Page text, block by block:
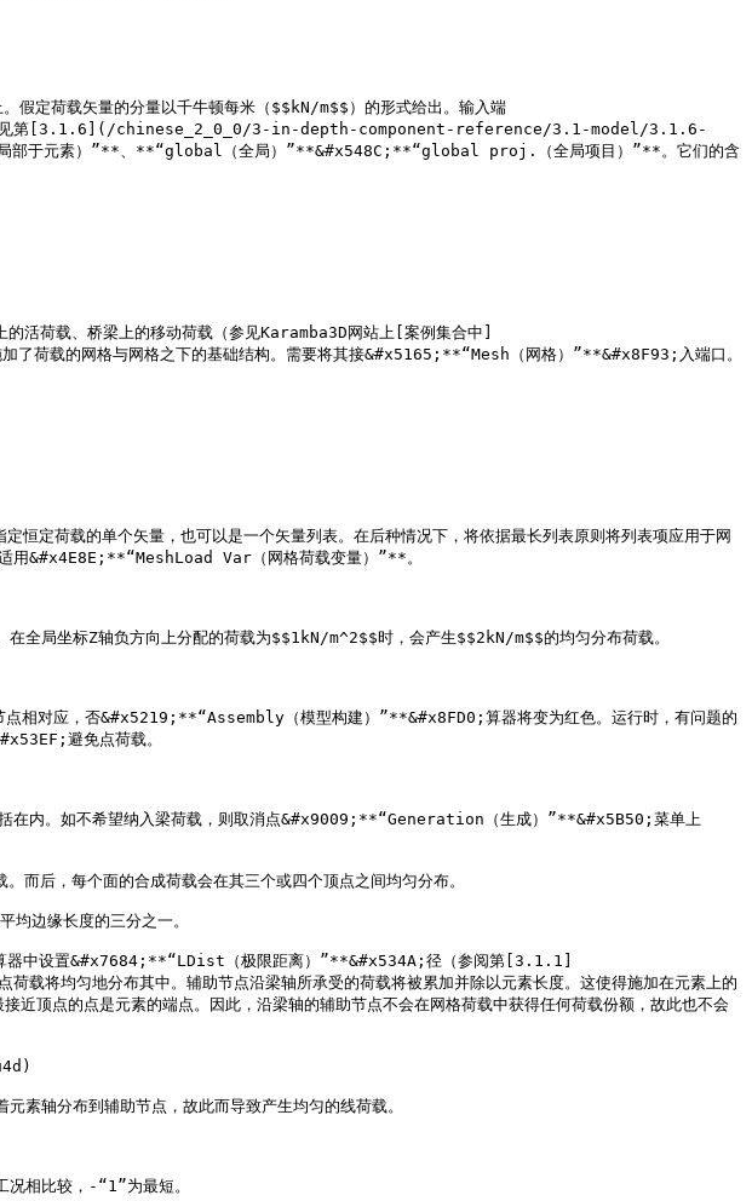
定荷载矢量的分量以千牛顿每米（$$kN/m$$）的形式给出。输入端
，请参见第[3.1.6](/chinese_2_0_0/3-in-depth-component-reference/3.1-model/3.1.6-
部于元素）”**、**“global（全局）”**&#x548C;**“global proj.（全局项目）”**。它们的含
活荷载、桥梁上的移动荷载（参见Karamba3D网站上[案例集合中]
载的网格与网格之下的基础结构。需要将其接&#x5165;**“Mesh（网格）”**&#x8F93;入端口。
荷载的单个矢量，也可以是一个矢量列表。在后种情况下，将依据最长列表原则将列表项应用于网
用&#x4E8E;**“MeshLoad Var（网格荷载变量）”**。
全局坐标Z轴负方向上分配的荷载为$$1kN/m^2$$时，会产生$$2kN/m$$的均匀分布荷载。
相对应，否&#x5219;**“Assembly（模型构建）”**&#x8FD0;算器将变为红色。运行时，有问题的
避免点荷载。
在内。如不希望纳入梁荷载，则取消点&#x9009;**“Generation（生成）”**&#x5B50;菜单上
而后，每个面的合成荷载会在其三个或四个顶点之间均匀分布。
均边缘长度的三分之一。
器中设置&#x7684;**“LDist（极限距离）”**&#x534A;径（参阅第[3.1.1]
分布其中。辅助节点沿梁轴所承受的荷载将被累加并除以元素长度。这使得施加在元素上的
顶点的点是元素的端点。因此，沿梁轴的辅助节点不会在网格荷载中获得任何荷载份额，故此也不会
轴分布到辅助节点，故此而导致产生均匀的线荷载。
相比较，-“1”为最短。